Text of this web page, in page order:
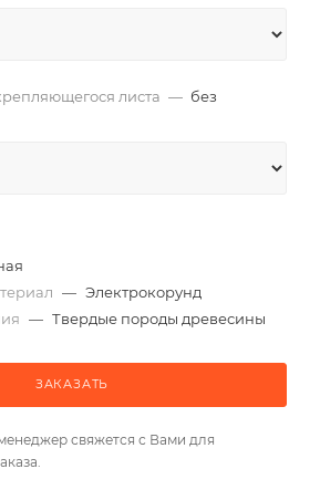
листа — без
— Электрокорунд
— Твердые породы древесины
ЗАКАЗАТЬ
свяжется с Вами для